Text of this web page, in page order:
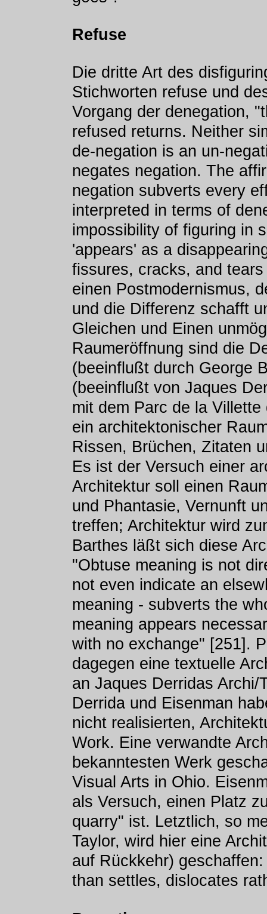
Refuse
Die dritte Art des
Stichworten refuse und
Vorgang der denegation,
refused returns. Neither
de-negation is an un-
negates negation. The
negation subverts every
interpreted in terms of
impossibility of figuring in
'appears' as a
fissures, cracks, and
einen Postmodernismus,
und die Differenz schafft
Gleichen und Einen
Raumeröffnung sind die
(beeinflußt durch George
(beeinflußt von Jaques
mit dem Parc de la
ein architektonischer
Rissen, Brüchen, Zitaten
Es ist der Versuch einer
Architektur soll einen
und Phantasie, Vernunft
treffen; Architektur wird
Barthes läßt sich diese
"Obtuse meaning is not
not even indicate an
meaning - subverts the
meaning appears
with no exchange" [251].
dagegen eine textuelle
an Jaques Derridas Archi/
Derrida und Eisenman
nicht realisierten,
Work. Eine verwandte
bekanntesten Werk
Visual Arts in Ohio.
als Versuch, einen Platz
quarry" ist. Letztlich, so
Taylor, wird hier eine
auf Rückkehr)
than settles, dislocates